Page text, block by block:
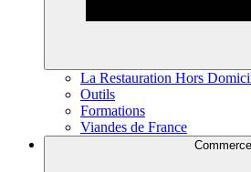
La Restauration Hors
Outils
Formations
Viandes de France
Commerce